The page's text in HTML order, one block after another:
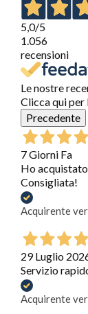
5,0/5
1.056
recensioni
Le nostre
Clicca qui
Precedente
7 Giorni Fa
Ho
Consigliata!
Acquirente
29 Luglio
Servizio
Acquirente